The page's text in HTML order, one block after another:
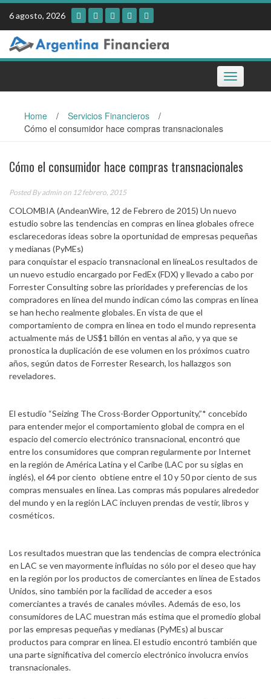
Skip
content
6 agosto, 2026
Toggle
navigation
Home / Servicios Financieros
/
Cómo el consumidor hace compras transnacionales
Cómo el consumidor hace compras transnacionales
Posted Byadmin on 12 febrero, 2015
COLOMBIA (AndeanWire, 12 de Febrero de 2015) Un nuevo
estudio sobre las tendencias en compras en línea globales ofrece
esclarecedoras ideas sobre la oportunidad de empresas pequeñas
y medianas (PyMEs)
para conquistar el espacio transnacional en líneaLos resultados de
un nuevo estudio encargado por FedEx (FDX) y llevado a cabo por
Forrester Consulting sobre las prioridades y preferencias de los
compradores en línea del mundo indican cómo las compras en línea
se han hecho realmente globales. En vista de que el
comportamiento de compra en línea en todo el mundo representa
actualmente más de US$1 billón en ventas al año, y ya que se
pronostica la duplicación de ese volumen en los próximos cuatro
años, según datos de Forrester Research, los hallazgos son
reveladores.
El estudio “Seizing The Cross-Border Opportunity,”* concebido
para entender mejor el comportamiento global de compra en el
espacio del comercio electrónico transnacional, encontró que
entre los consumidores que compran regularmente por Internet
en la región de América Latina y el Caribe (LAC por su siglas en
inglés), el 64 por ciento obtiene entre el 10 y 50 por ciento de sus
compras mensuales en línea. Las compras más populares alrededor
del mundo y en la región LAC incluyen prendas de vestir, libros y
cosméticos.
Los resultados muestran que las tendencias de compra electrónica
en LAC se ven mayormente influidas no sólo por el deseo que hay
en la región por los productos de comerciantes en línea de Estados
Unidos, sino también por la facilidad de acceder a esos
comerciantes a través de canales móviles. Además de eso, los
consumidores de LAC muestran más estima que el promedio global
por las empresas pequeñas y medianas (PyMEs) al buscar
productos para comprar en línea. El estudio encontró también que
una parte significativa del comercio electrónico involucra envíos
transnacionales.